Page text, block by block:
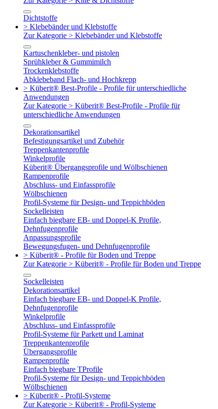
Dichtstoffe
> Klebebänder und Klebstoffe
Zur Kategorie > Klebebänder und Klebstoffe
Kartuschenkleber- und pistolen
Sprühkleber & Gummimilch
Trockenklebstoffe
Abklebeband Flach- und Hochkrepp
> Küberit® Best-Profile - Profile für unterschiedliche
Anwendungen
Zur Kategorie > Küberit® Best-Profile - Profile für
unterschiedliche Anwendungen
Dekorationsartikel
Befestigungsartikel und Zubehör
Treppenkantenprofile
Winkelprofile
Küberit® Übergangsprofile und Wölbschienen
Rampenprofile
Abschluss- und Einfassprofile
Wölbschienen
Profil-Systeme für Design- und Teppichböden
Sockelleisten
Einfach biegbare EB- und Doppel-K Profile,
Dehnfugenprofile
Anpassungsprofile
Bewegungsfugen- und Dehnfugenprofile
> Küberit® - Profile für Boden und Treppe
Zur Kategorie > Küberit® - Profile für Boden und Treppe
Sockelleisten
Dekorationsartikel
Einfach biegbare EB- und Doppel-K Profile,
Dehnfugenprofile
Winkelprofile
Abschluss- und Einfassprofile
Profil-Systeme für Parkett und Laminat
Treppenkantenprofile
Übergangsprofile
Rampenprofile
Einfach biegbare TProfile
Profil-Systeme für Design- und Teppichböden
Wölbschienen
> Küberit® - Profil-Systeme
Zur Kategorie > Küberit® - Profil-Systeme